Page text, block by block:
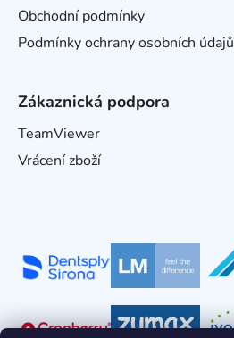
Obchodní podmínky
Podmínky ochrany osobních údajů
Zákaznická podpora
TeamViewer
Vrácení zboží